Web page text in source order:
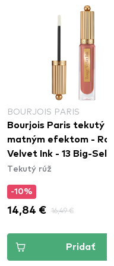
BOURJOIS PARIS
Bourjois Paris tekutý
matným efektom -
Velvet Ink - 13 Big-
Tekutý rúž
-10%
14,84 € 16,49 €
Pridať